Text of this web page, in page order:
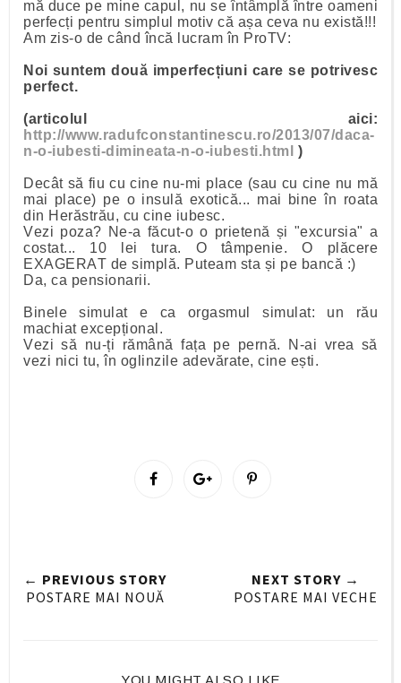
mă duce pe mine capul, nu se întâmplă între oameni
perfecți pentru simplul motiv că așa ceva nu există!!!
Am zis-o de când încă lucram în ProTV:
Noi suntem două imperfecțiuni care se potrivesc
perfect.
(articolul aici:
http://www.radufconstantinescu.ro/2013/07/daca-
n-o-iubesti-dimineata-n-o-iubesti.html )
Decât să fiu cu cine nu-mi place (sau cu cine nu mă
mai place) pe o insulă exotică... mai bine în roata
din Herăstrău, cu cine iubesc.
Vezi poza? Ne-a făcut-o o prietenă și "excursia" a
costat... 10 lei tura. O tâmpenie. O plăcere
EXAGERAT de simplă. Puteam sta și pe bancă :)
Da, ca pensionarii.
Binele simulat e ca orgasmul simulat: un rău
machiat excepțional.
Vezi să nu-ți rămână fața pe pernă. N-ai vrea să
vezi nici tu, în oglinzile adevărate, cine ești.
← PREVIOUS STORY
POSTARE MAI NOUĂ
NEXT STORY →
POSTARE MAI VECHE
YOU MIGHT ALSO LIKE